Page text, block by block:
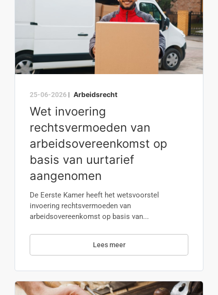
25-06-2026 | Arbeidsrecht
Wet invoering
rechtsvermoeden van
arbeidsovereenkomst op
basis van uurtarief
aangenomen
De Eerste Kamer heeft het wetsvoorstel
invoering rechtsvermoeden van
arbeidsovereenkomst op basis van...
Lees meer